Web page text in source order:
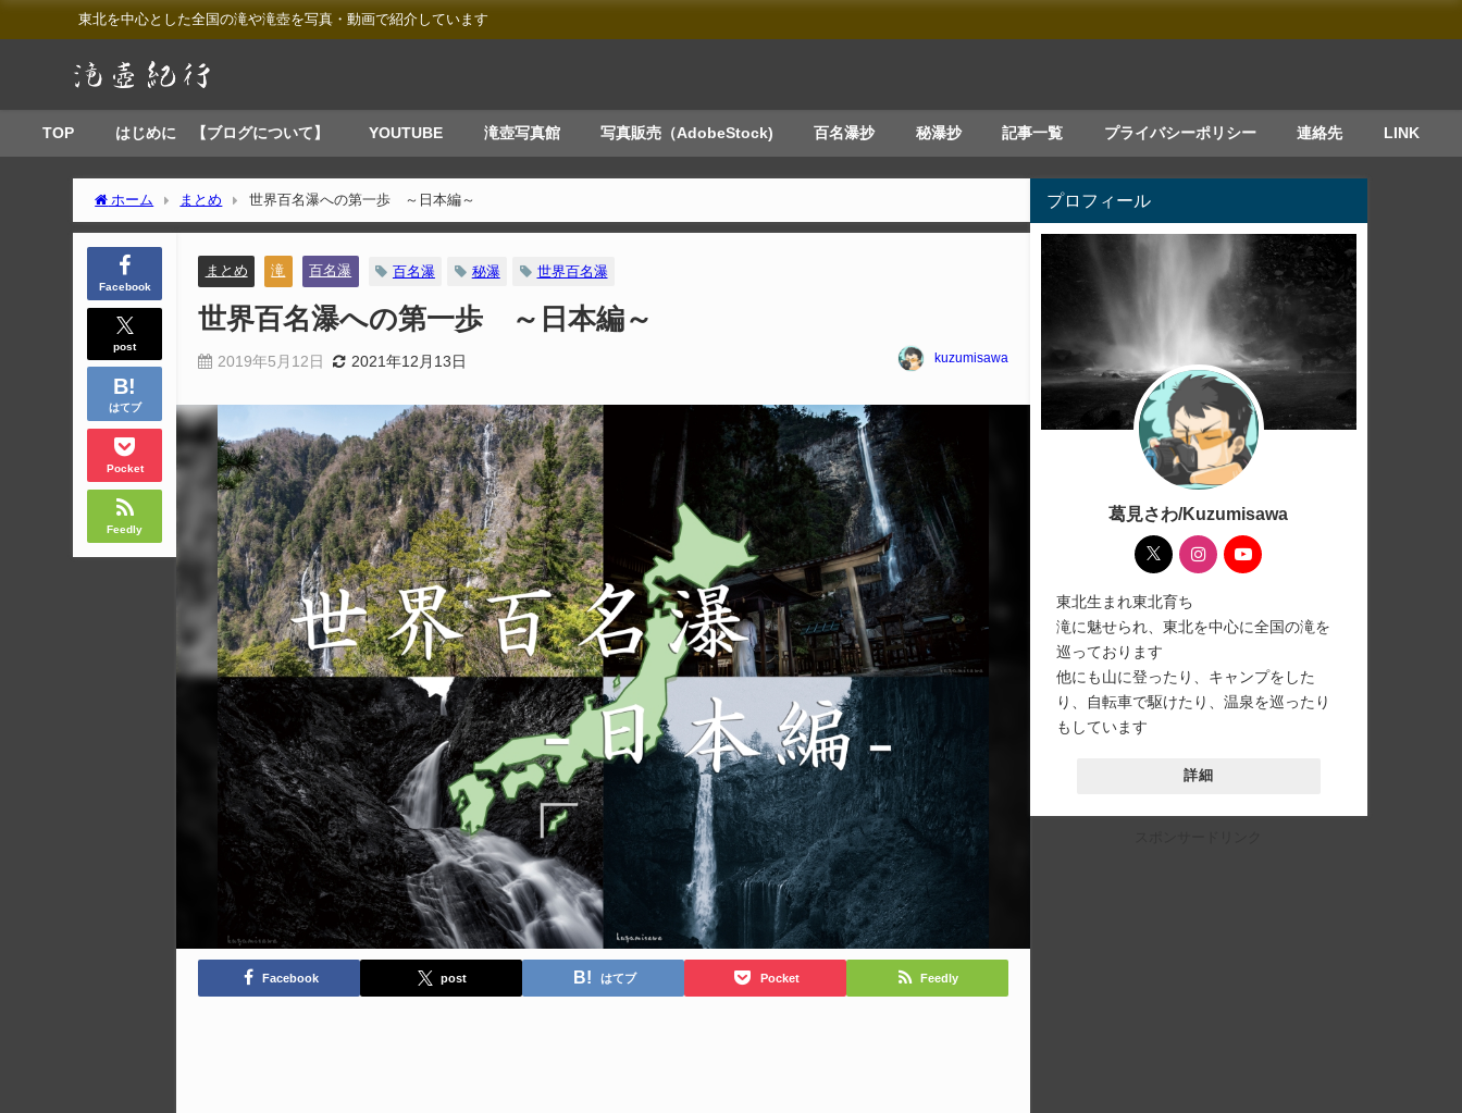
東北を中心とした全国の滝や滝壺を写真・動画で紹介しています
TOP はじめに 【ブログについて】 YOUTUBE 滝壺写真館 写真販売（AdobeStock) 百名瀑抄 秘瀑抄 記事一覧 プライバシーポリシー 連絡先 LINK
ホーム まとめ 世界百名瀑への第一歩 ～日本編～
Facebook
post
はてブ
Pocket
Feedly
まとめ 滝 百名瀑 百名瀑 秘瀑 世界百名瀑
世界百名瀑への第一歩 ～日本編～
2019年5月12日 2021年12月13日 kuzumisawa
Facebook post はてブ Pocket Feedly
プロフィール
葛見さわ/Kuzumisawa
東北生まれ東北育ち
滝に魅せられ、東北を中心に全国の滝を
巡っております
他にも山に登ったり、キャンプをした
り、自転車で駆けたり、温泉を巡ったり
もしています
詳細